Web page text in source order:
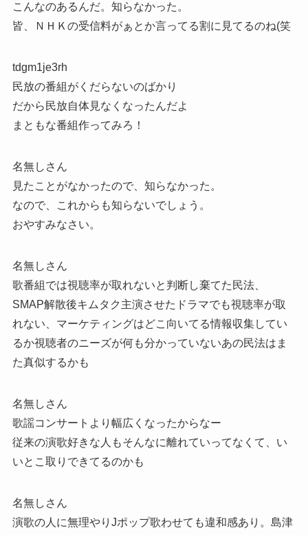
こんなのあるんだ。知らなかった。
皆、ＮＨＫの受信料がぁとか言ってる割に見てるのね(笑
tdgm1je3rh
民放の番組がくだらないのばかり
だから民放自体見なくなったんだよ
まともな番組作ってみろ！
名無しさん
見たことがなかったので、知らなかった。
なので、これからも知らないでしょう。
おやすみなさい。
名無しさん
歌番組では視聴率が取れないと判断し棄てた民法、
SMAP解散後キムタク主演させたドラマでも視聴率が取
れない、マーケティングはどこ向いてる情報収集してい
るか視聴者のニーズが何も分かっていないあの民法はま
た真似するかも
名無しさん
歌謡コンサートより幅広くなったからなー
従来の演歌好きな人もそんなに離れていってなくて、い
いとこ取りできてるのかも
名無しさん
演歌の人に無理やりJポップ歌わせても違和感あり。島津